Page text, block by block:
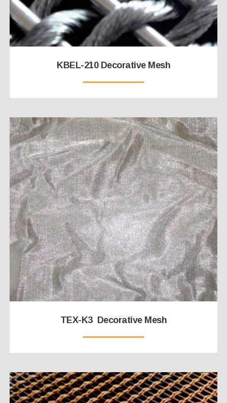
KBEL-210 Decorative Mesh
TEX-K3 Decorative Mesh